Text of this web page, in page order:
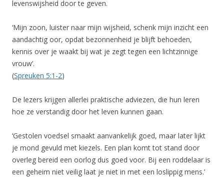
levenswijsheid door te geven.
‘Mijn zoon, luister naar mijn wijsheid, schenk mijn inzicht een
aandachtig oor, opdat bezonnenheid je blijft behoeden,
kennis over je waakt bij wat je zegt tegen een lichtzinnige
vrouw’.
(Spreuken 5:1-2)
De lezers krijgen allerlei praktische adviezen, die hun leren
hoe ze verstandig door het leven kunnen gaan.
‘Gestolen voedsel smaakt aanvankelijk goed, maar later lijkt
je mond gevuld met kiezels. Een plan komt tot stand door
overleg bereid een oorlog dus goed voor. Bij een roddelaar is
een geheim niet veilig laat je niet in met een loslippig mens.’